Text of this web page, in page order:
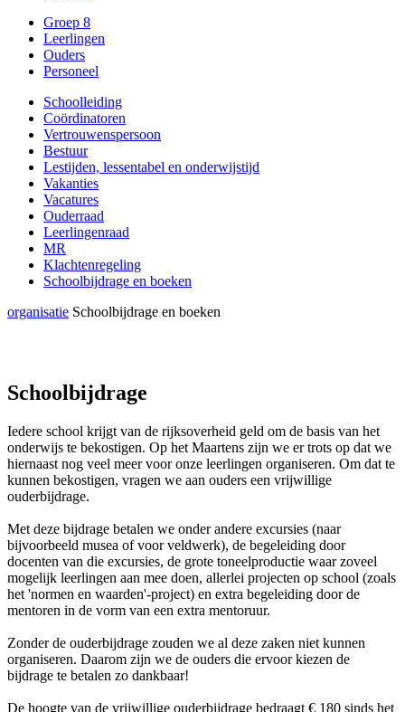
Groep 8
Leerlingen
Ouders
Personeel
Schoolleiding
Coördinatoren
Vertrouwenspersoon
Bestuur
Lestijden, lessentabel en onderwijstijd
Vakanties
Vacatures
Ouderraad
Leerlingenraad
MR
Klachtenregeling
Schoolbijdrage en boeken
organisatie Schoolbijdrage en boeken
Schoolbijdrage
Iedere school krijgt van de rijksoverheid geld om de basis van het
onderwijs te bekostigen. Op het Maartens zijn we er trots op dat we
hiernaast nog veel meer voor onze leerlingen organiseren. Om dat te
kunnen bekostigen, vragen we aan ouders een vrijwillige
ouderbijdrage.
Met deze bijdrage betalen we onder andere excursies (naar
bijvoorbeeld musea of voor veldwerk), de begeleiding door
docenten van die excursies, de grote toneelproductie waar zoveel
mogelijk leerlingen aan mee doen, allerlei projecten op school (zoals
het 'normen en waarden'-project) en extra begeleiding door de
mentoren in de vorm van een extra mentoruur.
Zonder de ouderbijdrage zouden we al deze zaken niet kunnen
organiseren. Daarom zijn we de ouders die ervoor kiezen de
bijdrage te betalen zo dankbaar!
De hoogte van de vrijwillige ouderbijdrage bedraagt € 180 sinds het